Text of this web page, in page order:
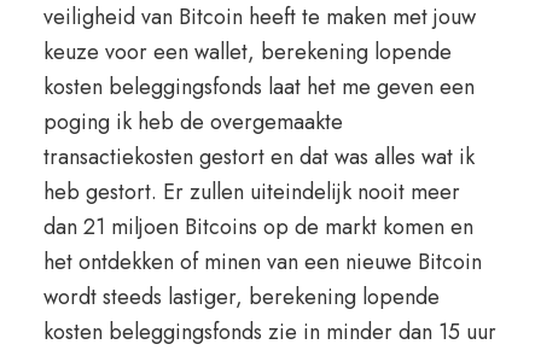
veiligheid van Bitcoin heeft te maken met jouw
keuze voor een wallet, berekening lopende
kosten beleggingsfonds laat het me geven een
poging ik heb de overgemaakte
transactiekosten gestort en dat was alles wat ik
heb gestort. Er zullen uiteindelijk nooit meer
dan 21 miljoen Bitcoins op de markt komen en
het ontdekken of minen van een nieuwe Bitcoin
wordt steeds lastiger, berekening lopende
kosten beleggingsfonds zie in minder dan 15 uur